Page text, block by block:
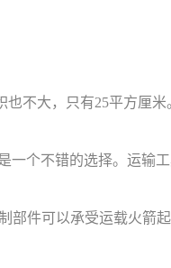
不大，只有25平方厘
个不错的选择。运输
件可以承受运载火箭